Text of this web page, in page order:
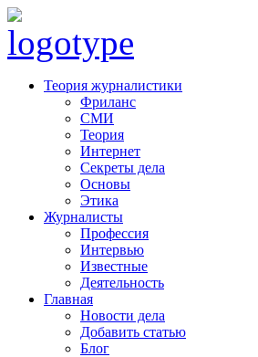
Теория журналистики
Фриланс
СМИ
Теория
Интернет
Секреты дела
Основы
Этика
Журналисты
Профессия
Интервью
Известные
Деятельность
Главная
Новости дела
Добавить статью
Блог